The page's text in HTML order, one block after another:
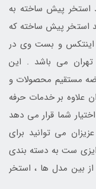
استخر پیش ساخته به
استخر پیش ساخته که
اینتکس و بست وی در
تهران می باشد . این
مستقیم محصولات و
علاوه بر خدمات حرفه
شما قرار می دهد
می توانید برای
ست به دسته بندی
بین مدل ها ، استخر